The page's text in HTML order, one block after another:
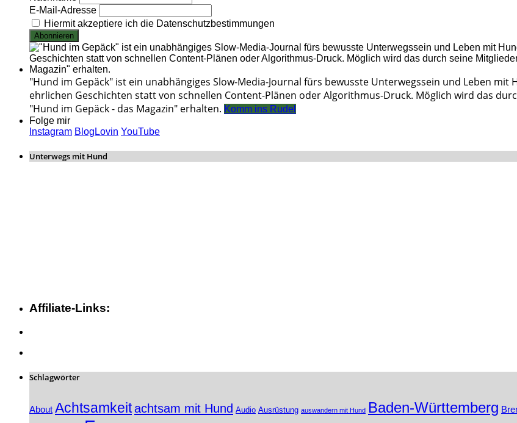
E-Mail-Adresse
Hiermit akzeptiere ich die Datenschutzbestimmungen
"Hund im Gepäck" ist ein unabhängiges Slow-Media-Journal fürs bewusste Unterwegssein und Leben
ehrlichen Geschichten statt von schnellen Content-Plänen oder Algorithmus-Druck. Möglich wird das
"Hund im Gepäck - das Magazin" erhalten. Komm ins Rudel
Folge mir
Instagram BlogLovin YouTube
Unterwegs mit Hund
Affiliate-Links:
Schlagwörter
About Achtsamkeitachtsam mit Hund Audio Ausrüstung auswandern mit Hund Baden-Württemberg